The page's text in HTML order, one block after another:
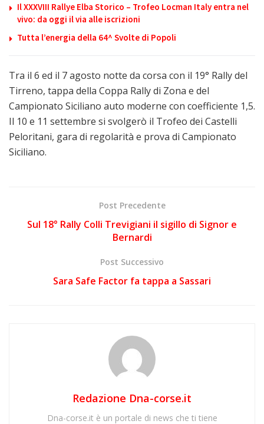
Il XXXVIII Rallye Elba Storico – Trofeo Locman Italy entra nel
vivo: da oggi il via alle iscrizioni
Tutta l’energia della 64^ Svolte di Popoli
Tra il 6 ed il 7 agosto notte da corsa con il 19° Rally del
Tirreno, tappa della Coppa Rally di Zona e del
Campionato Siciliano auto moderne con coefficiente 1,5.
Il 10 e 11 settembre si svolgerò il Trofeo dei Castelli
Peloritani, gara di regolarità e prova di Campionato
Siciliano.
Post Precedente
Sul 18° Rally Colli Trevigiani il sigillo di Signor e
Bernardi
Post Successivo
Sara Safe Factor fa tappa a Sassari
Redazione Dna-corse.it
Dna-corse.it è un portale di news che ti tiene